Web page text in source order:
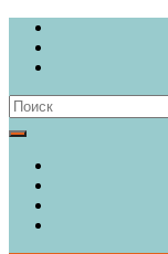
Skip
content
Search
for: